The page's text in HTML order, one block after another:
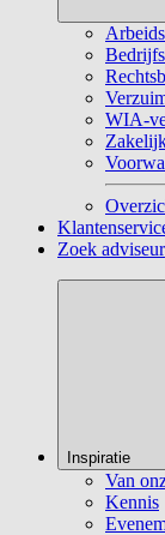
WIA-
Zoek adviseur
Inspiratie
Van
Kennis